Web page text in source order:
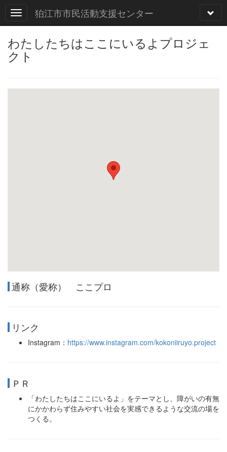
狛江市市民活動支援センター
わたしたちはここにいるよプロジェ
クト
通称（愛称） ここプロ
リンク
Instagram： https://www.instagram.com/kokoniiruyo.project
ＰＲ
「わたしたちはここにいるよ」をテーマとし、障がいの有無
にかかわらず住みやすい社会を実感できるような交流の場を
つくる。